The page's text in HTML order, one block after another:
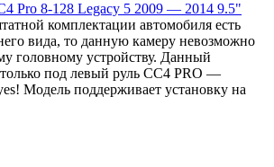
Pro 8-128 Legacy 5 2009 — 2014 9.5"
комплектации автомобиля есть
вида, то данную камеру невозможно
головному устройству. Данный
под левый руль СС4 PRO —
Модель поддерживает установку на